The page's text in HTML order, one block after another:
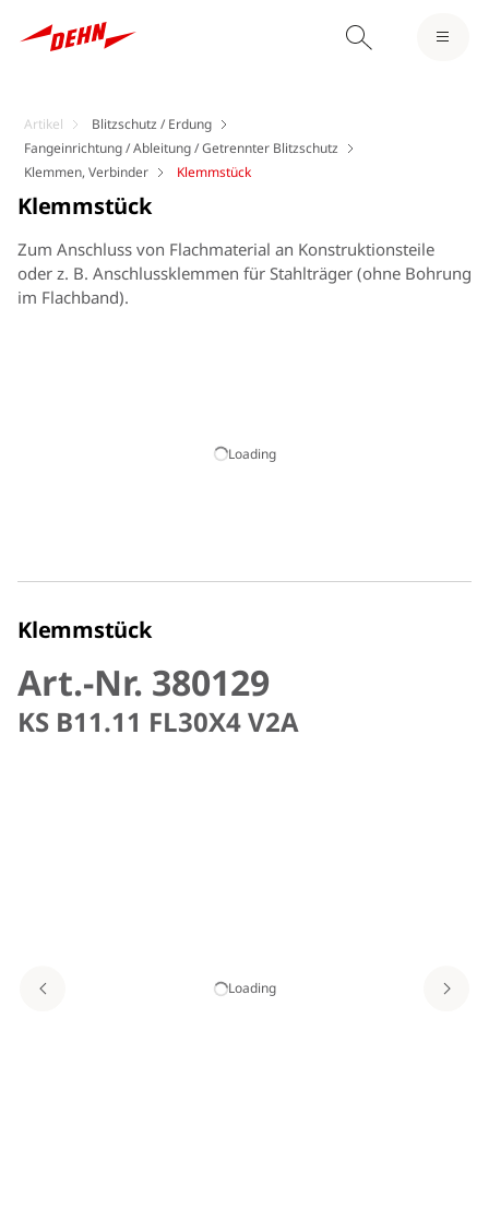
Artikel
Blitzschutz / Erdung
Fangeinrichtung / Ableitung / Getrennter Blitzschutz
Klemmen, Verbinder
Klemmstück
Loading
Klemmstück
Zum Anschluss von Flachmaterial an Konstruktionsteile
oder z. B. Anschlussklemmen für Stahlträger (ohne Bohrung
im Flachband).
Klemmstück
Art.-Nr. 380129
KS B11.11 FL30X4 V2A
Loading